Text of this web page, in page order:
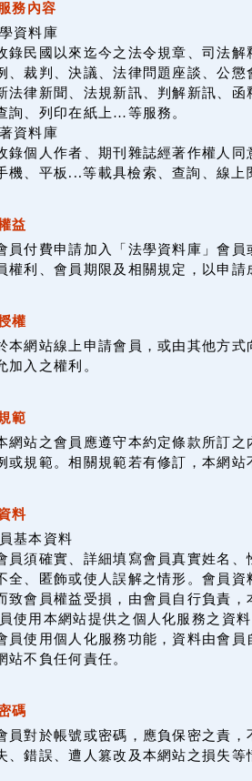
務內容
資料庫
錄民國以來迄今之法令規章、司法
、裁判、決議、法律問題座談、公
法律新聞、法規新訊、判解新訊、
詢、列印在紙上…等服務。
資料庫
錄個人作者、期刊雜誌經著作權人
機、平板...等載具檢索、查詢、線
益
員付費申請加入「法學資料庫」會
權利、會員期限及相關規定，以申
權
本網站線上申請會員，或由其他方
加入之權利。
範
網站之會員應遵守本約定條款所訂
或規範。相關規範若有修訂，本網
料
基本資料
員須確實、詳細填寫會員真實姓名
全、匿飾或使人誤解之情形。會員
致會員權益受損，由會員自行負責，
使用本網站提供之個人化服務之資料
員使用個人化服務功能，資料由會
站不負任何責任。
碼
員對於帳號或密碼，應負保密之責
、錯誤、遭人篡改及本網站之損失